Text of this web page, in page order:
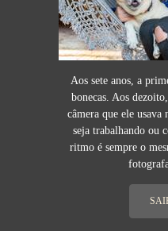
Aos sete anos, a
bonecas. Aos
câmera que ele usava
seja trabalhando ou
ritmo é sempre o